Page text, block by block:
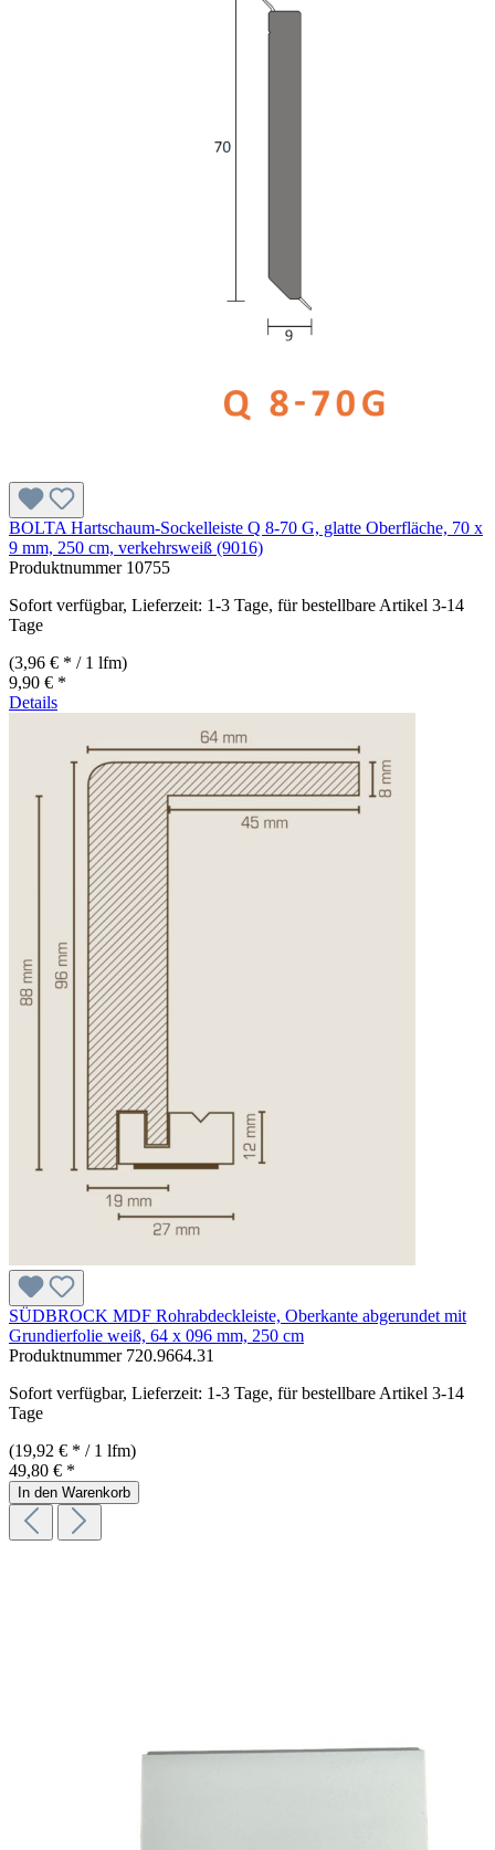
BOLTA Hartschaum-Sockelleiste Q 8-70 G, glatte Oberfläche, 70 x
9 mm, 250 cm, verkehrsweiß (9016)
Produktnummer 10755
Sofort verfügbar, Lieferzeit: 1-3 Tage, für bestellbare Artikel 3-14
Tage
(3,96 € * / 1 lfm)
9,90 € *
Details
SÜDBROCK MDF Rohrabdeckleiste, Oberkante abgerundet mit
Grundierfolie weiß, 64 x 096 mm, 250 cm
Produktnummer 720.9664.31
Sofort verfügbar, Lieferzeit: 1-3 Tage, für bestellbare Artikel 3-14
Tage
(19,92 € * / 1 lfm)
49,80 € *
In den Warenkorb